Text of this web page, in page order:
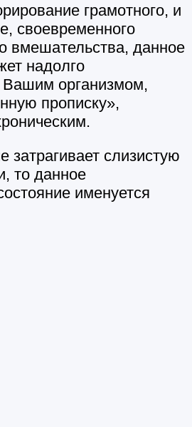
грамотного, и
своевременного
вмешательства, данное
надолго
Вашим организмом,
прописку»,
затрагивает слизистую
то данное
именуется